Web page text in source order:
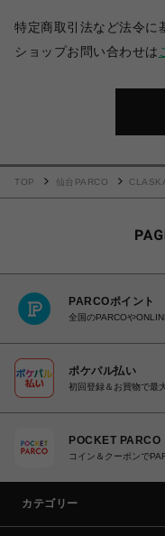
特定商取引法など法令に
ショップお問い合わせは
TOP 仙台PARCO
PARCOポイント
全国のPARCOや
ポケパル払い
初回登録＆お買物で最
POCKET PARCO
コイン＆クーポンで
カテゴリー